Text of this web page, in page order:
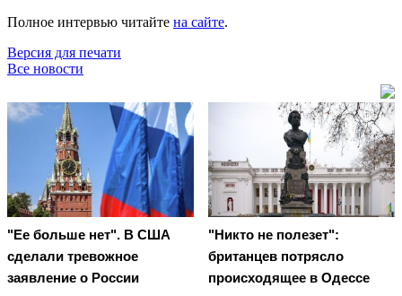
Полное интервью читайте на сайте.
Версия для печати
Все новости
"Ее больше нет". В США
сделали тревожное
заявление о России
"Никто не полезет":
британцев потрясло
происходящее в Одессе